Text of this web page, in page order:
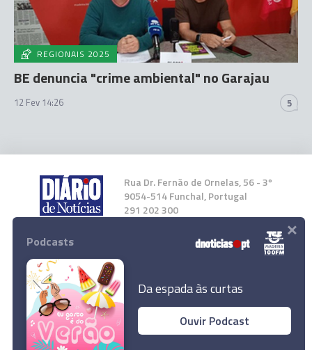
REGIONAIS 2025
BE denuncia "crime ambiental" no Garajau
12 Fev 14:26 5
Rua Dr. Fernão de Ornelas, 56 - 3º
9054-514 Funchal, Portugal
291 202 300
Instale a nossa App
© 2025 Empresa Diário de Notícias, Lda.
Podcasts
Da espada às curtas
Ouvir Podcast
×